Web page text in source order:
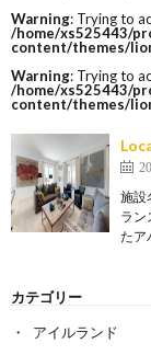
Warning: Trying to
/home/xs525443/
content/themes/
Warning: Trying to
/home/xs525443/
content/themes/
施設
ラン
たア
カテゴリー
アイルランド